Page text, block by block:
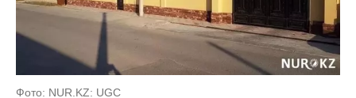
Фото: NUR.KZ: UGC